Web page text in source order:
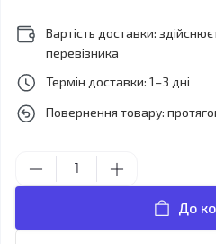
Вартість доставки:
перевізника
Термін доставки: 1–3 дні
Повернення товару:
До